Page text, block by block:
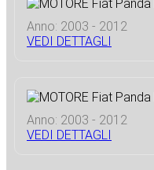
Anno: 2003 - 2012
VEDI DETTAGLI
Anno: 2003 - 2012
VEDI DETTAGLI